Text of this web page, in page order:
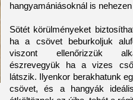
hangyamániásoknál is
Sötét körülményeket
ha a csövet beburkoljuk
viszont ellenőrizzük
észrevegyük ha a vizes
látszik. Ilyenkor berakhatunk
csövet, és a hangyák